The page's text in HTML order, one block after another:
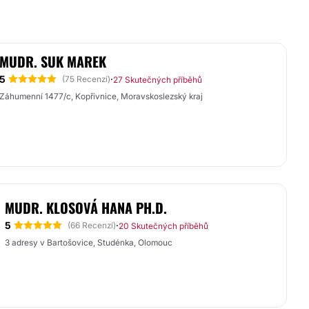
MUDR. SUK MAREK
5 (75 Recenzí)·27 Skutečných příběhů
Záhumenní 1477/c, Kopřivnice, Moravskoslezský kraj
MUDR. KLOSOVÁ HANA PH.D.
5 (66 Recenzí)·20 Skutečných příběhů
3 adresy v Bartošovice, Studénka, Olomouc